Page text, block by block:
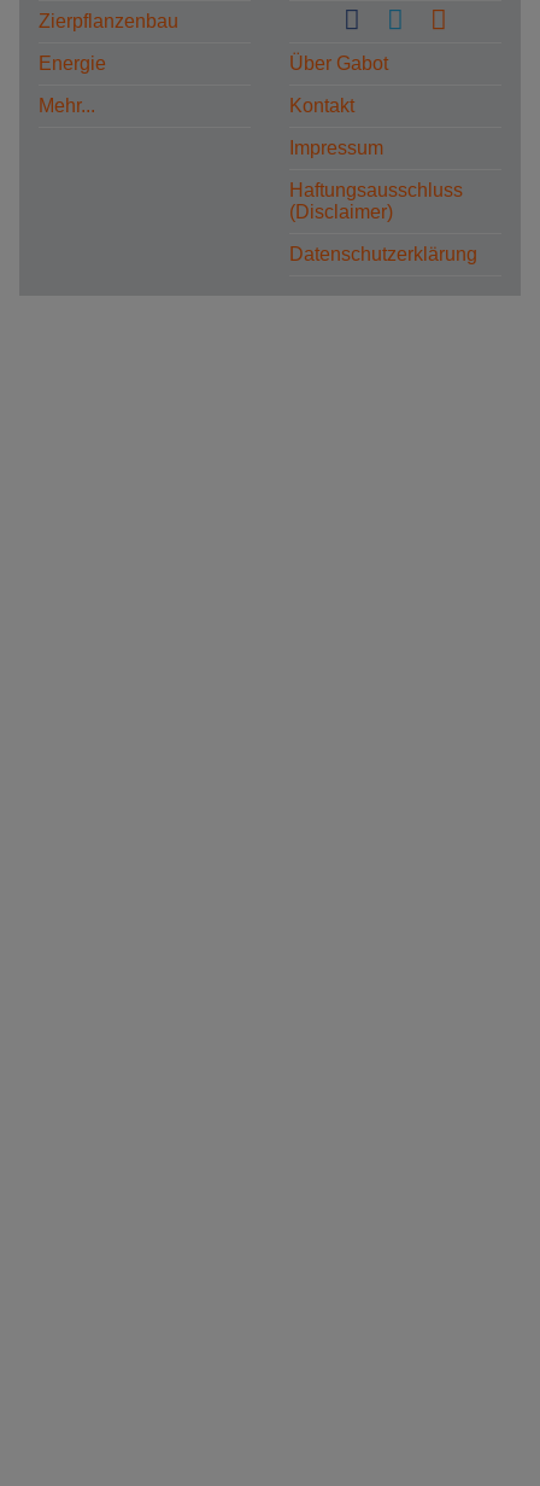
Zierpflanzenbau
Energie
Mehr...
Über Gabot
Kontakt
Impressum
Haftungsausschluss
(Disclaimer)
Datenschutzerklärung